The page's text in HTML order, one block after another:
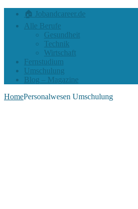
🏠 Jobandcareer.de
Alle Berufe
Gesundheit
Technik
Wirtschaft
Fernstudium
Umschulung
Blog – Magazine
HomePersonalwesen Umschulung